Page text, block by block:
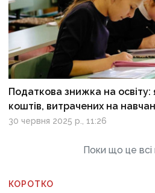
Податкова знижка на освіту:
коштів, витрачених на
30 червня 2025 р., 11:26
Поки що це всі
КОРОТКО